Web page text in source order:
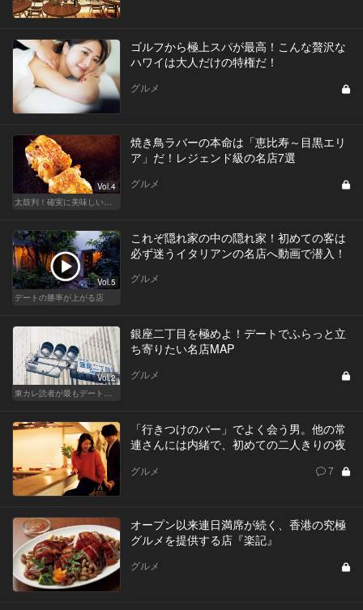
ゴルフから極上スパが最高！こんな贅沢な
ハワイは大人だけの特権だ！
グルメ
Vol.4
焼き鳥ラバーの本命は「恵比寿～目黒エリ
ア」だ！レジェンド級の名店7選
グルメ
Vol.5
デートの勝率が上がる店
これぞ隠れ家の中の隠れ家！初めての客は
必ず迷うイタリアンの名店へ動画で潜入！
グルメ
Vol.2
銀座二丁目を極めよ！デートでふらっと立
ち寄りたい名店MAP
グルメ
「行きつけのバー」でよく会う男。他の常
連さんには内緒で、初めての二人きりの夜
グルメ 7
オープン以来連日満席が続く、香港の究極
グルメを提供する店『楽記』
グルメ